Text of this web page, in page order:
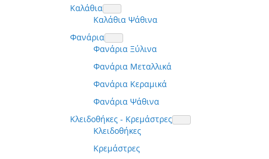
Καλάθια
Καλάθια Ψάθινα
Φανάρια
Φανάρια Ξύλινα
Φανάρια Μεταλλικά
Φανάρια Κεραμικά
Φανάρια Ψάθινα
Κλειδοθήκες - Κρεμάστρες
Κλειδοθήκες
Κρεμάστρες